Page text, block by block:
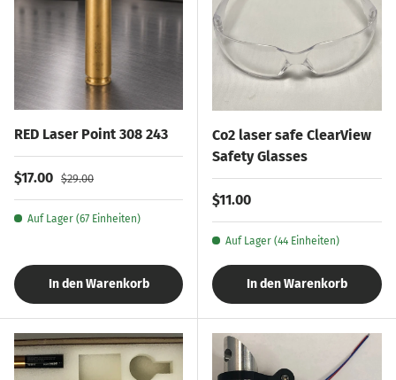
RED Laser Point 308 243
Verkaufspreis
$17.00 Normaler Preis
$29.00
Auf Lager (67 Einheiten)
In den Warenkorb
Co2 laser safe ClearView
Safety Glasses
Normaler Preis
$11.00
Auf Lager (44 Einheiten)
In den Warenkorb